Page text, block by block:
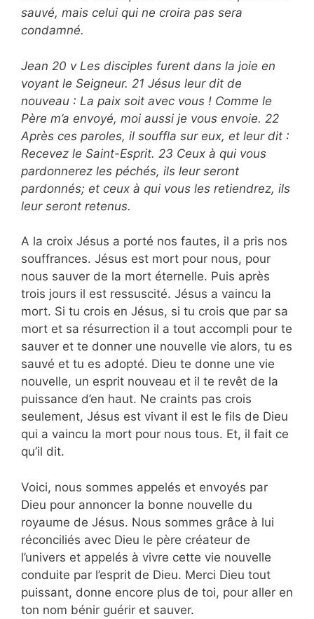
sauvé, mais celui qui ne croira pas sera
condamné.
Jean 20 v Les disciples furent dans la joie en
voyant le Seigneur. 21 Jésus leur dit de
nouveau : La paix soit avec vous ! Comme le
Père m’a envoyé, moi aussi je vous envoie. 22
Après ces paroles, il souffla sur eux, et leur dit :
Recevez le Saint-Esprit. 23 Ceux à qui vous
pardonnerez les péchés, ils leur seront
pardonnés; et ceux à qui vous les retiendrez, ils
leur seront retenus.
A la croix Jésus a porté nos fautes, il a pris nos
souffrances. Jésus est mort pour nous, pour
nous sauver de la mort éternelle. Puis après
trois jours il est ressuscité. Jésus a vaincu la
mort. Si tu crois en Jésus, si tu crois que par sa
mort et sa résurrection il a tout accompli pour te
sauver et te donner une nouvelle vie alors, tu es
sauvé et tu es adopté. Dieu te donne une vie
nouvelle, un esprit nouveau et il te revêt de la
puissance d’en haut. Ne craints pas crois
seulement, Jésus est vivant il est le fils de Dieu
qui a vaincu la mort pour nous tous. Et, il fait ce
qu’il dit.
Voici, nous sommes appelés et envoyés par
Dieu pour annoncer la bonne nouvelle du
royaume de Jésus. Nous sommes grâce à lui
réconciliés avec Dieu le père créateur de
l’univers et appelés à vivre cette vie nouvelle
conduite par l’esprit de Dieu. Merci Dieu tout
puissant, donne encore plus de toi, pour aller en
ton nom bénir guérir et sauver.